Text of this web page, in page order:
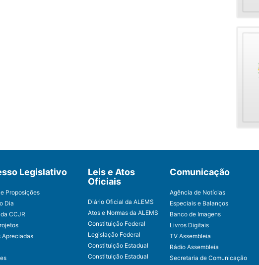
Legislativo
Proposições
Dia
CCJR
Apreciadas
Leis e Atos
Oficiais
Diário Oficial da ALEMS
Atos e Normas da ALEMS
Constituição Federal
Legislação Federal
Constituição Estadual
Constituição Estadual
Comunicação
Agência de Notícias
Especiais e Balanços
Banco de Imagens
Livros Digitais
TV Assembleia
Rádio Assembleia
Secretaria de Comunicação